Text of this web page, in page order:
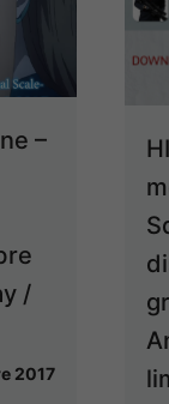
–
/
2017